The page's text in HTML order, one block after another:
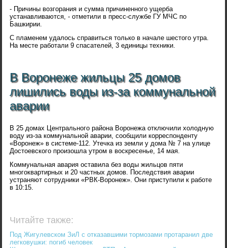
- Причины возгорания и сумма причиненного ущерба
устанавливаются, - отметили в пресс-службе ГУ МЧС по
Башкирии.
С пламенем удалось справиться только в начале шестого утра.
На месте работали 9 спасателей, 3 единицы техники.
В Воронеже жильцы 25 домов
лишились воды из-за коммунальной
аварии
В 25 домах Центрального района Воронежа отключили холодную
воду из-за коммунальной аварии, сообщили корреспонденту
«Воронеж» в системе-112. Утечка из земли у дома № 7 на улице
Достоевского произошла утром в воскресенье, 14 мая.
Коммунальная авария оставила без воды жильцов пяти
многоквартирных и 20 частных домов. Последствия аварии
устраняют сотрудники «РВК-Воронеж». Они приступили к работе
в 10:15.
Читайте также:
Под Жигулевском ЗиЛ с отказавшими тормозами протаранил две
легковушки: погиб человек